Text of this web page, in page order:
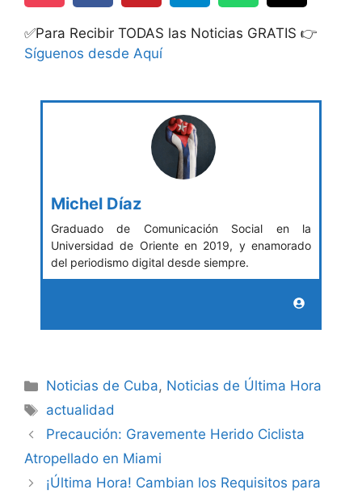
✅Para Recibir TODAS las Noticias GRATIS 👉
Síguenos desde Aquí
Michel Díaz
Graduado de Comunicación Social en la
Universidad de Oriente en 2019, y enamorado
del periodismo digital desde siempre.
Categories
Noticias de Cuba, Noticias de Última Hora
Tags
actualidad
Precaución: Gravemente Herido Ciclista
Atropellado en Miami
¡Última Hora! Cambian los Requisitos para